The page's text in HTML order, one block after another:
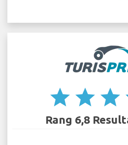
star star star
Rang 6,8